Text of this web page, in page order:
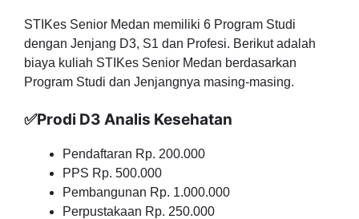
STIKes Senior Medan memiliki 6 Program Studi
dengan Jenjang D3, S1 dan Profesi. Berikut adalah
biaya kuliah STIKes Senior Medan berdasarkan
Program Studi dan Jenjangnya masing-masing.
✅Prodi D3 Analis Kesehatan
Pendaftaran Rp. 200.000
PPS Rp. 500.000
Pembangunan Rp. 1.000.000
Perpustakaan Rp. 250.000